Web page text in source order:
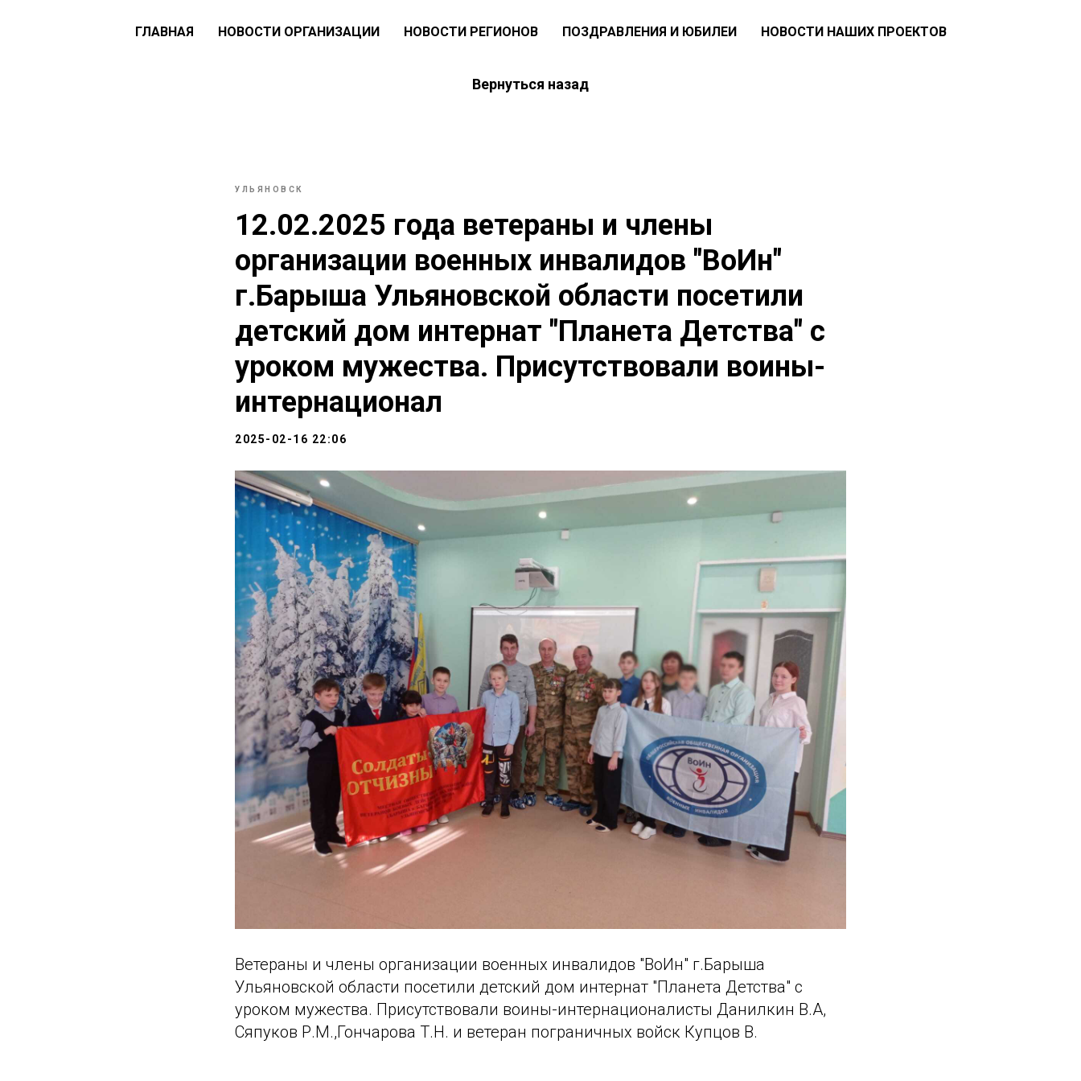
ГЛАВНАЯ НОВОСТИ ОРГАНИЗАЦИИ НОВОСТИ РЕГИОНОВ ПОЗДРАВЛЕНИЯ И ЮБИЛЕИ НОВОСТИ НАШИХ ПРОЕКТОВ
Вернуться назад
УЛЬЯНОВСК
12.02.2025 года ветераны и члены
организации военных инвалидов "ВоИн"
г.Барыша Ульяновской области посетили
детский дом интернат "Планета Детства" с
уроком мужества. Присутствовали воины-
интернационал
2025-02-16 22:06
Ветераны и члены организации военных инвалидов "ВоИн" г.Барыша
Ульяновской области посетили детский дом интернат "Планета Детства" с
уроком мужества. Присутствовали воины-интернационалисты Данилкин В.А,
Сяпуков Р.М.,Гончарова Т.Н. и ветеран пограничных войск Купцов В.